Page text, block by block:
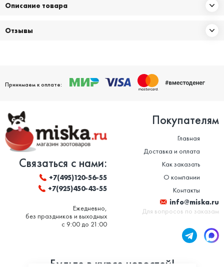
Описание товара
Отзывы
Принимаем к оплате:
Связаться с нами:
+7(495)120-56-55
+7(925)450-43-55
Ежедневно,
без праздников и выходных
с 9:00 до 21:00
Покупателям
Главная
Доставка и оплата
Как заказать
О компании
Контакты
info@miska.ru
Для вопросов по заказам
Будьте в курсе новостей!